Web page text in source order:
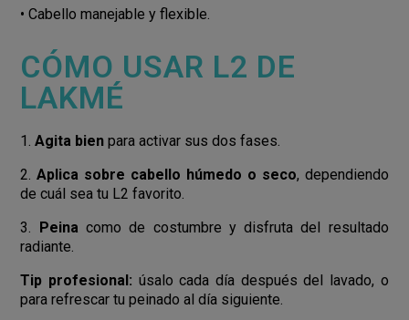
• Cabello manejable y flexible.
CÓMO USAR L2 DE
LAKMÉ
1.Agita bien para activar sus dos fases.
2. Aplica sobre cabello húmedo o seco, dependiendo
de cuál sea tu L2 favorito.
3.
Peina como de costumbre y disfruta del resultado
radiante.
Tip profesional: úsalo cada día después del lavado, o
para refrescar tu peinado al día siguiente.